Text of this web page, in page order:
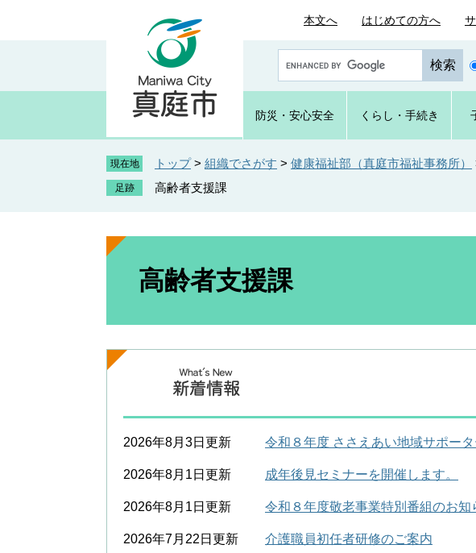
本文へ はじめての方へ
o
e
カ
防災・ 安心安全 くらし ・手続き
現在地 トップ > 組織でさがす > 健康福祉部（真庭市福祉事務所）
高齢者支援課
本
高齢者支援課
2026年8月3日更新 令和８年度 ささえあい地域サポー
2026年8月1日更新 成年後見セミナーを開催します。
2026年8月1日更新 令和８年度敬老事業特別番組のお知
2026年7月22日更新 介護職員初任者研修のご案内